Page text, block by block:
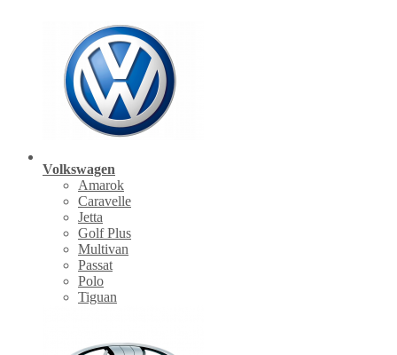
Volkswagen
Amarok
Caravelle
Jetta
Golf Plus
Multivan
Passat
Polo
Tiguan